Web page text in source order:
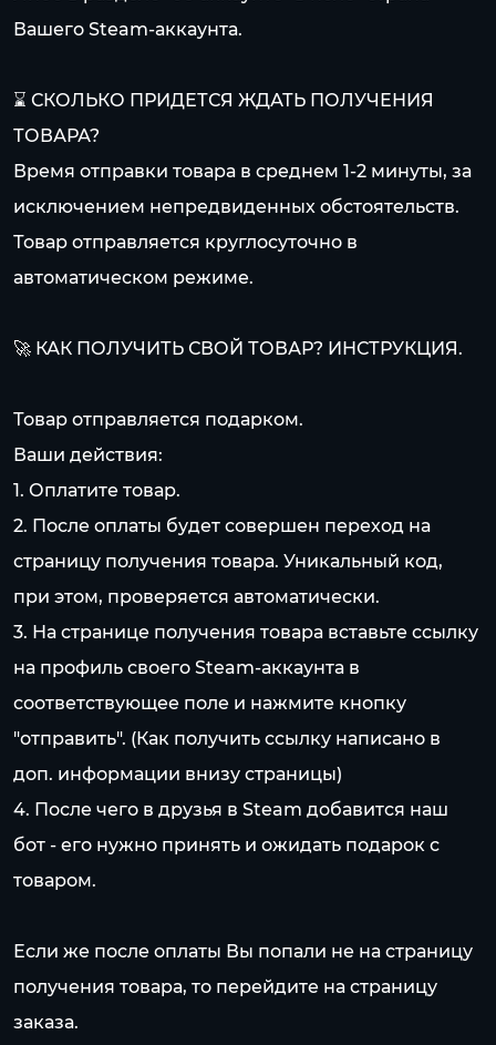
Вашего Steam-аккаунта.
⌛ СКОЛЬКО ПРИДЕТСЯ ЖДАТЬ ПОЛУЧЕНИЯ
ТОВАРА?
Время отправки товара в среднем 1-2 минуты, за
исключением непредвиденных обстоятельств.
Товар отправляется круглосуточно в
автоматическом режиме.
🚀 КАК ПОЛУЧИТЬ СВОЙ ТОВАР? ИНСТРУКЦИЯ.
Товар отправляется подарком.
Ваши действия:
1. Оплатите товар.
2. После оплаты будет совершен переход на
страницу получения товара. Уникальный код,
при этом, проверяется автоматически.
3. На странице получения товара вставьте ссылку
на профиль своего Steam-аккаунта в
соответствующее поле и нажмите кнопку
"отправить". (Как получить ссылку написано в
доп. информации внизу страницы)
4. После чего в друзья в Steam добавится наш
бот - его нужно принять и ожидать подарок с
товаром.
Если же после оплаты Вы попали не на страницу
получения товара, то перейдите на страницу
заказа.